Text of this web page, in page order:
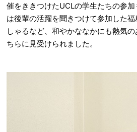
催をききつけたUCLの学生たちの参
は後輩の活躍を聞きつけて参加した
しゃるなど、和やかななかにも熱気
ちらに見受けられました。